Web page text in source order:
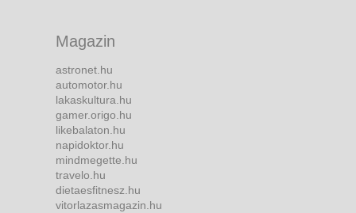
Magazin
astronet.hu
automotor.hu
lakaskultura.hu
gamer.origo.hu
likebalaton.hu
napidoktor.hu
mindmegette.hu
travelo.hu
dietaesfitnesz.hu
vitorlazasmagazin.hu